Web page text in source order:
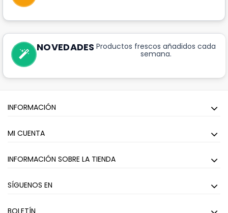
NOVEDADES Productos frescos añadidos cada
semana.
INFORMACIÓN
MI CUENTA
INFORMACIÓN SOBRE LA TIENDA
SÍGUENOS EN